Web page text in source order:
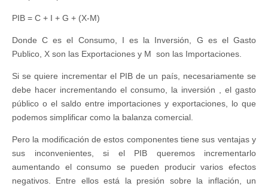
PIB = C + I + G + (X-M)
Donde C es el Consumo, I es la Inversión, G es el Gasto
Publico, X son las Exportaciones y M son las Importaciones.
Si se quiere incrementar el PIB de un país, necesariamente se
debe hacer incrementando el consumo, la inversión , el gasto
público o el saldo entre importaciones y exportaciones, lo que
podemos simplificar como la balanza comercial.
Pero la modificación de estos componentes tiene sus ventajas y
sus inconvenientes, si el PIB queremos incrementarlo
aumentando el consumo se pueden producir varios efectos
negativos. Entre ellos está la presión sobre la inflación, un